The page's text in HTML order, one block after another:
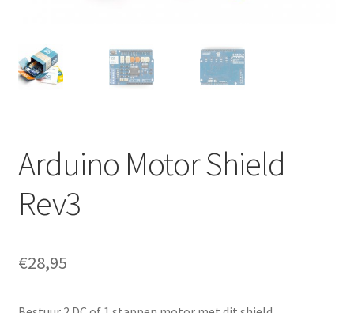
Arduino Motor Shield
Rev3
€28,95